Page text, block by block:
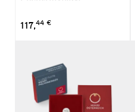
117,44 €